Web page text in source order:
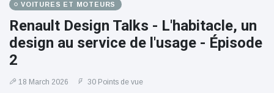
VOITURES ET MOTEURS
Renault Design Talks - L'habitacle, un
design au service de l'usage - Épisode
2
18 March 2026 30 Points de vue